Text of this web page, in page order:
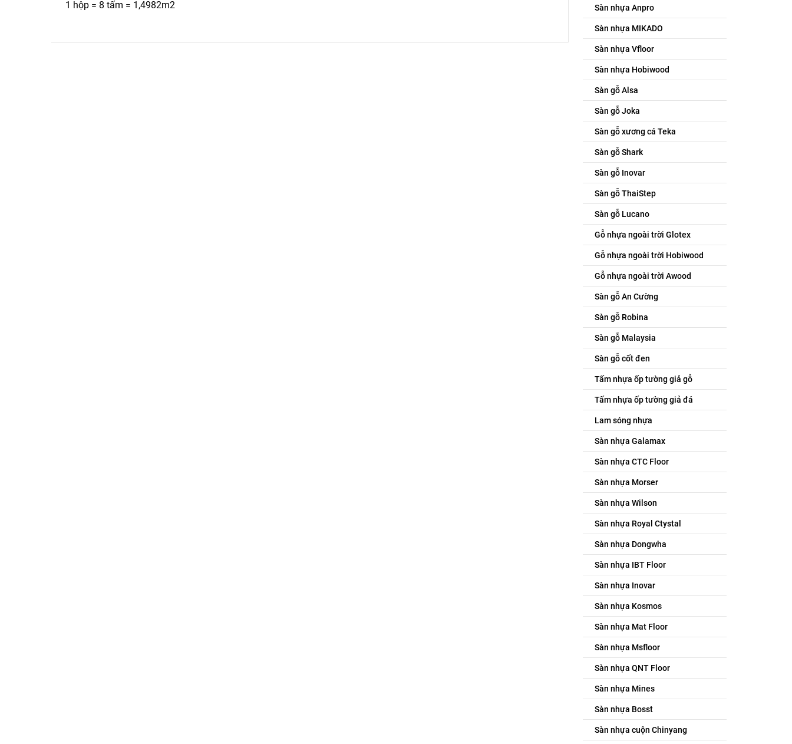
1 hộp = 8 tấm = 1,4982m2
Sàn nhựa Anpro
Sàn nhựa MIKADO
Sàn nhựa Vfloor
Sàn nhựa Hobiwood
Sàn gỗ Alsa
Sàn gỗ Joka
Sàn gỗ xương cá Teka
Sàn gỗ Shark
Sàn gỗ Inovar
Sàn gỗ ThaiStep
Sàn gỗ Lucano
Gỗ nhựa ngoài trời Glotex
Gỗ nhựa ngoài trời Hobiwood
Gỗ nhựa ngoài trời Awood
Sàn gỗ An Cường
Sàn gỗ Robina
Sàn gỗ Malaysia
Sàn gỗ cốt đen
Tấm nhựa ốp tường giả gỗ
Tấm nhựa ốp tường giả đá
Lam sóng nhựa
Sàn nhựa Galamax
Sàn nhựa CTC Floor
Sàn nhựa Morser
Sàn nhựa Wilson
Sàn nhựa Royal Ctystal
Sàn nhựa Dongwha
Sàn nhựa IBT Floor
Sàn nhựa Inovar
Sàn nhựa Kosmos
Sàn nhựa Mat Floor
Sàn nhựa Msfloor
Sàn nhựa QNT Floor
Sàn nhựa Mines
Sàn nhựa Bosst
Sàn nhựa cuộn Chinyang